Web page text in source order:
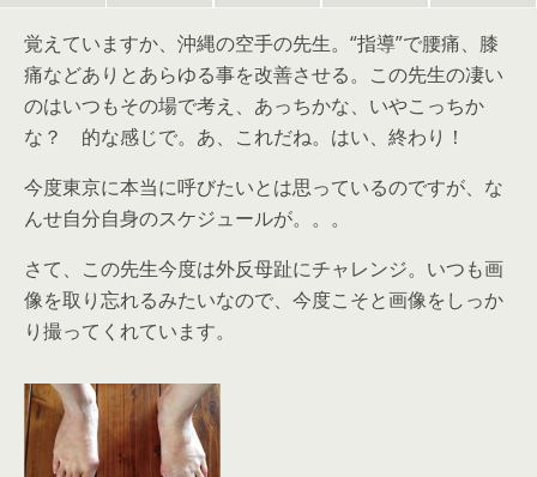
覚えていますか、沖縄の空手の先生。“指導”で腰痛、膝
痛などありとあらゆる事を改善させる。この先生の凄い
のはいつもその場で考え、あっちかな、いやこっちか
な？ 的な感じで。あ、これだね。はい、終わり！
今度東京に本当に呼びたいとは思っているのですが、な
んせ自分自身のスケジュールが。。。
さて、この先生今度は外反母趾にチャレンジ。いつも画
像を取り忘れるみたいなので、今度こそと画像をしっか
り撮ってくれています。